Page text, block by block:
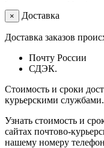
× Доставка
Доставка заказов
Почту России
СДЭК.
Стоимость и сроки
курьерскими службами.
Узнать стоимость и
сайтах почтово-
нашему номеру